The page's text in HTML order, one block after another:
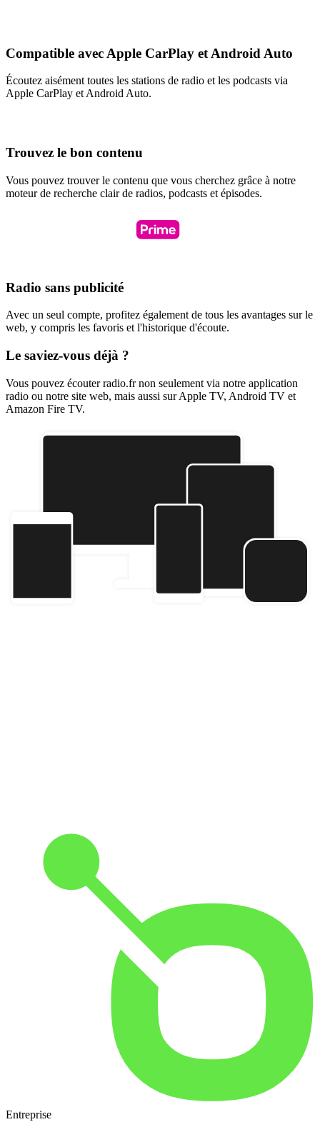
Compatible avec Apple CarPlay et Android Auto
Écoutez aisément toutes les stations de radio et les podcasts via
Apple CarPlay et Android Auto.
Trouvez le bon contenu
Vous pouvez trouver le contenu que vous cherchez grâce à notre
moteur de recherche clair de radios, podcasts et épisodes.
Radio sans publicité
Avec un seul compte, profitez également de tous les avantages sur le
web, y compris les favoris et l'historique d'écoute.
Le saviez-vous déjà ?
Vous pouvez écouter radio.fr non seulement via notre application
radio ou notre site web, mais aussi sur Apple TV, Android TV et
Amazon Fire TV.
Entreprise